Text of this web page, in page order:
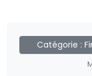
Catégorie :